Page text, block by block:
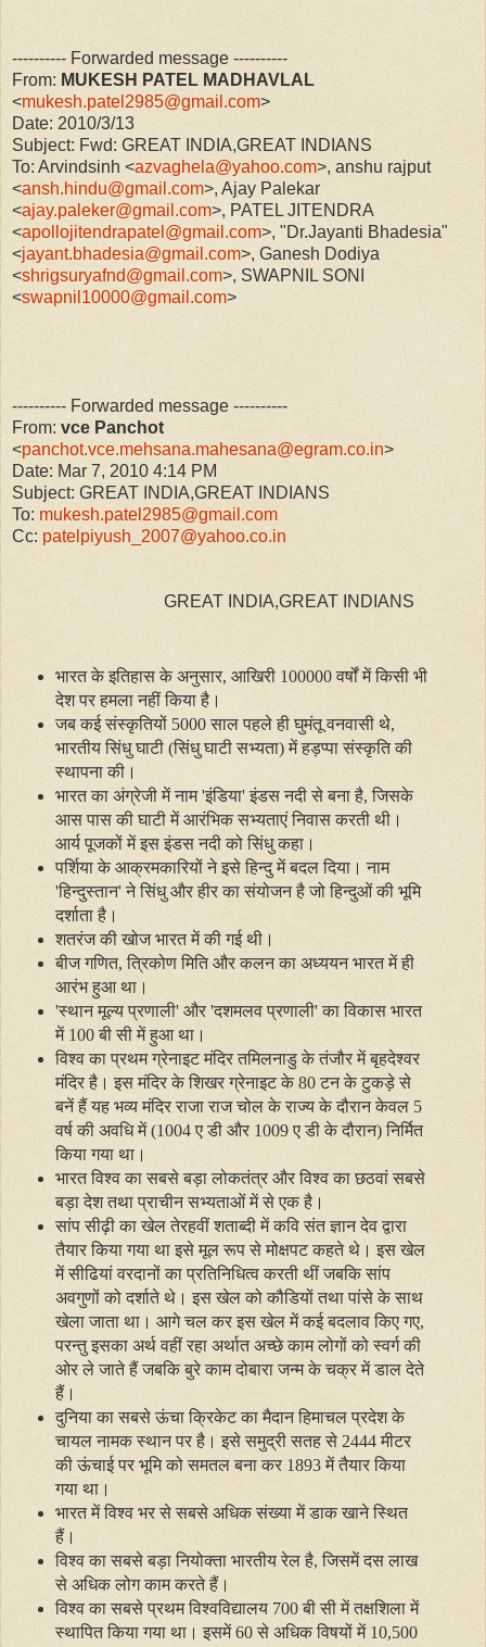
---------- Forwarded message ----------
From: MUKESH PATEL MADHAVLAL
<mukesh.patel2985@gmail.com>
Date: 2010/3/13
Subject: Fwd: GREAT INDIA,GREAT INDIANS
To: Arvindsinh <azvaghela@yahoo.com>, anshu rajput
<ansh.hindu@gmail.com>, Ajay Palekar
<ajay.paleker@gmail.com>, PATEL JITENDRA
<apollojitendrapatel@gmail.com>, "Dr.Jayanti Bhadesia"
<jayant.bhadesia@gmail.com>, Ganesh Dodiya
<shrigsuryafnd@gmail.com>, SWAPNIL SONI
<swapnil10000@gmail.com>
---------- Forwarded message ----------
From: vce Panchot
<panchot.vce.mehsana.mahesana@egram.co.in>
Date: Mar 7, 2010 4:14 PM
Subject: GREAT INDIA,GREAT INDIANS
To: mukesh.patel2985@gmail.com
Cc: patelpiyush_2007@yahoo.co.in
GREAT INDIA,GREAT INDIANS
भारत के इतिहास के अनुसार, आखिरी 100000 वर्षों में किसी भी
देश पर हमला नहीं किया है।
जब कई संस्कृतियों 5000 साल पहले ही घुमंतू वनवासी थे,
भारतीय सिंधु घाटी (सिंधु घाटी सभ्यता) में हड़प्पा संस्कृति की
स्थापना की।
भारत का अंग्रेजी में नाम'इंडिया'इं‍डस नदी से बना है,जिसके
आस पास की घाटी में आरंभिक सभ्‍यताएं निवास करती थी।
आर्य पूजकों में इस इंडस नदी को सिंधु कहा।
पर्शिया के आक्रमकारियों ने इसे हिन्‍दु में बदल दिया। नाम
'हिन्‍दुस्‍तान'ने सिंधु और हीर का संयोजन है जो हिन्‍दुओं की भूमि
दर्शाता है।
शतरंज की खोज भारत में की गई थी।
बीज गणित,त्रिकोण मिति और कलन का अध्‍ययन भारत में ही
आरंभ हुआ था।
'स्‍थान मूल्‍य प्रणाली' और 'दशमलव प्रणाली' का विकास भारत
में 100 बी सी में हुआ था।
विश्‍व का प्रथम ग्रेनाइट मंदिर तमिलनाडु के तंजौर में बृहदेश्‍वर
मंदिर है। इस मंदिर के शिखर ग्रेनाइट के 80 टन के टुकड़े से
बनें हैं यह भव्‍य मंदिर राजा राज चोल के राज्‍य के दौरान केवल 5
वर्ष की अवधि में (1004 ए डी और 1009 ए डी के दौरान) निर्मित
किया गया था।
भारत विश्‍व का सबसे बड़ा लोकतंत्र और विश्‍व का छठवां सबसे
बड़ा देश तथा प्राचीन सभ्‍यताओं में से एक है।
सांप सीढ़ी का खेल तेरहवीं शताब्‍दी में कवि संत ज्ञान देव द्वारा
तैयार किया गया था इसे मूल रूप से मोक्षपट कहते थे। इस खेल
में सीढियां वरदानों का प्रतिनिधित्‍व करती थीं जबकि सांप
अवगुणों को दर्शाते थे। इस खेल को कौडियों तथा पांसे के साथ
खेला जाता था। आगे चल कर इस खेल में कई बदलाव किए गए,
परन्‍तु इसका अर्थ वहीं रहा अर्थात अच्‍छे काम लोगों को स्‍वर्ग की
ओर ले जाते हैं जबकि बुरे काम दोबारा जन्‍म के चक्र में डाल देते
हैं।
दुनिया का सबसे ऊंचा क्रिकेट का मैदान हिमाचल प्रदेश के
चायल नामक स्‍थान पर है। इसे समुद्री सतह से 2444 मीटर
की ऊंचाई पर भूमि को समतल बना कर 1893 में तैयार किया
गया था।
भारत में विश्‍व भर से सबसे अधिक संख्‍या में डाक खाने स्थित
हैं।
विश्‍व का सबसे बड़ा नियोक्‍ता भारतीय रेल है,जिसमें दस लाख
से अधिक लोग काम करते हैं।
विश्‍व का सबसे प्रथम विश्‍वविद्यालय 700 बी सी में तक्षशिला में
स्‍थापित किया गया था। इसमें 60 से अधिक विषयों में 10,500